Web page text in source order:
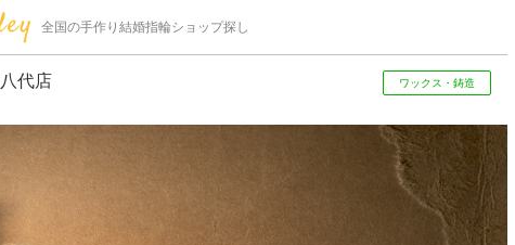
全国の手作り結婚指輪ショップ探し
代店 ワックス・鋳造